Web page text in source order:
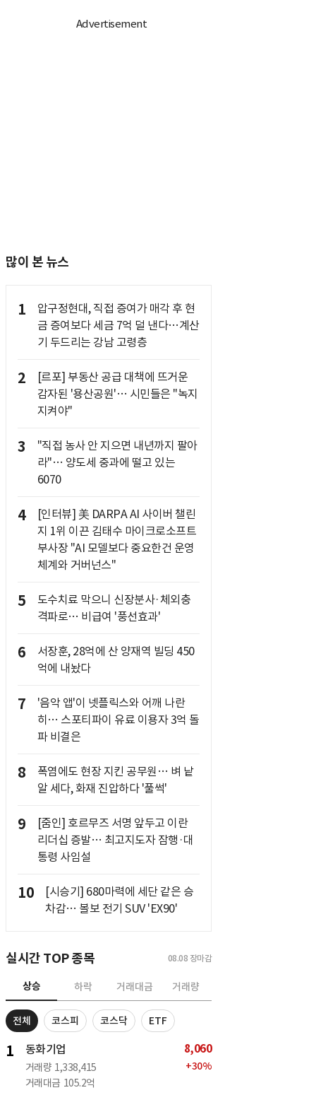
많이 본 뉴스
1
압구정현대, 직접 증여가 매각 후 현
금 증여보다 세금 7억 덜 낸다…계산
기 두드리는 강남 고령층
2
[르포] 부동산 공급 대책에 뜨거운
감자된 '용산공원'… 시민들은 "녹지
지켜야"
3
"직접 농사 안 지으면 내년까지 팔아
라"… 양도세 중과에 떨고 있는
6070
4
[인터뷰] 美 DARPA AI 사이버 챌린
지 1위 이끈 김태수 마이크로소프트
부사장 "AI 모델보다 중요한건 운영
체계와 거버넌스"
5
도수치료 막으니 신장분사·체외충
격파로… 비급여 '풍선효과'
6
서장훈, 28억에 산 양재역 빌딩 450
억에 내놨다
7
'음악 앱'이 넷플릭스와 어깨 나란
히… 스포티파이 유료 이용자 3억 돌
파 비결은
8
폭염에도 현장 지킨 공무원… 벼 낱
알 세다, 화재 진압하다 '풀썩'
9
[줌인] 호르무즈 서명 앞두고 이란
리더십 증발… 최고지도자 잠행·대
통령 사임설
10
[시승기] 680마력에 세단 같은 승
차감… 볼보 전기 SUV 'EX90'
실시간 TOP 종목 08.08 장마감
상승 하락 거래대금 거래량
전체 코스피 코스닥 ETF
1 동화기업
거래량 1,338,415
거래대금 105.2억
8,060
+30%